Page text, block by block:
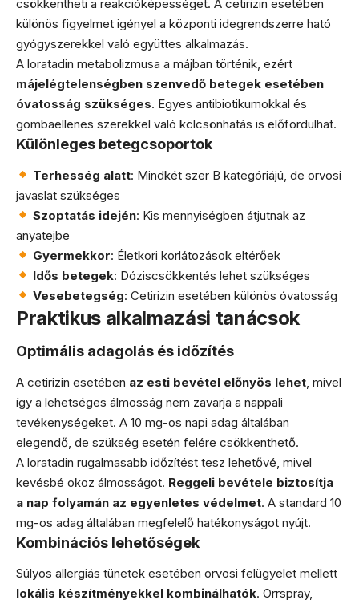
csökkentheti a reakcióképességet. A cetirizin esetében
különös figyelmet igényel a központi idegrendszerre ható
gyógyszerekkel való együttes alkalmazás.
A loratadin metabolizmusa a májban történik, ezért
májelégtelenségben szenvedő betegek esetében
óvatosság szükséges. Egyes antibiotikumokkal és
gombaellenes szerekkel való kölcsönhatás is előfordulhat.
Különleges betegcsoportok
Terhesség alatt: Mindkét szer B kategóriájú, de orvosi
javaslat szükséges
Szoptatás idején: Kis mennyiségben átjutnak az
anyatejbe
Gyermekkor: Életkori korlátozások eltérőek
Idős betegek: Dóziscsökkentés lehet szükséges
Vesebetegség: Cetirizin esetében különös óvatosság
Praktikus alkalmazási tanácsok
Optimális adagolás és időzítés
A cetirizin esetében az esti bevétel előnyös lehet, mivel
így a lehetséges álmosság nem zavarja a nappali
tevékenységeket. A 10 mg-os napi adag általában
elegendő, de szükség esetén felére csökkenthető.
A loratadin rugalmasabb időzítést tesz lehetővé, mivel
kevésbé okoz álmosságot. Reggeli bevétele biztosítja
a nap folyamán az egyenletes védelmet. A standard 10
mg-os adag általában megfelelő hatékonyságot nyújt.
Kombinációs lehetőségek
Súlyos allergiás tünetek esetében orvosi felügyelet mellett
lokális készítményekkel kombinálhatók. Orrspray,